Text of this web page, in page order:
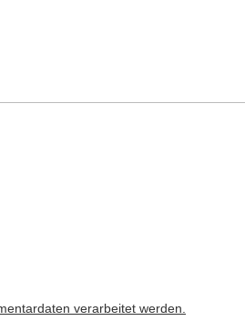
verarbeitet werden.